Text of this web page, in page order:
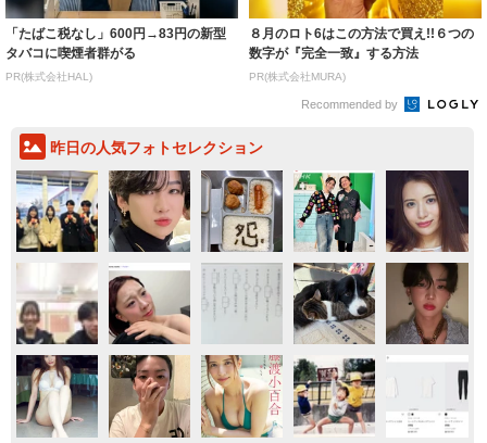
「たばこ税なし」600円→83円の新型
タバコに喫煙者群がる
PR(株式会社HAL)
８月のロト6はこの方法で買え!!６つの
数字が『完全一致』する方法
PR(株式会社MURA)
Recommended by
昨日の人気フォトセレクション